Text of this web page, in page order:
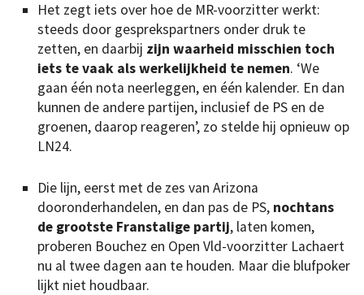
Het zegt iets over hoe de MR-voorzitter werkt:
steeds door gesprekspartners onder druk te
zetten, en daarbij zijn waarheid misschien toch
iets te vaak als werkelijkheid te nemen. ‘We
gaan één nota neerleggen, en één kalender. En dan
kunnen de andere partijen, inclusief de PS en de
groenen, daarop reageren’, zo stelde hij opnieuw op
LN24.
Die lijn, eerst met de zes van Arizona
dooronderhandelen, en dan pas de PS, nochtans
de grootste Franstalige partij, laten komen,
proberen Bouchez en Open Vld-voorzitter Lachaert
nu al twee dagen aan te houden. Maar die blufpoker
lijkt niet houdbaar.